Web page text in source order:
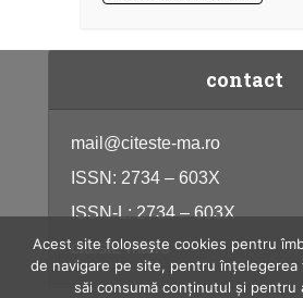
contact
mail@citeste-ma.ro
ISSN: 2734 – 603X
ISSN-L: 2734 – 603X
citeste-ma.ro
Acest site folosește cookies pentru
de navigare pe site, pentru
săi consumă conținutul și pentru